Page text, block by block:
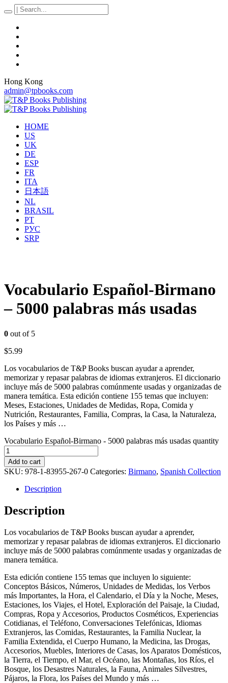
Hong Kong
admin@tpbooks.com
HOME
US
UK
DE
ESP
FR
ITA
日本語
NL
BRASIL
PT
РУС
SRP
Vocabulario Español-Birmano
– 5000 palabras más usadas
0 out of 5
$5.99
Los vocabularios de T&P Books buscan ayudar a aprender,
memorizar y repasar palabras de idiomas extranjeros. El diccionario
incluye más de 5000 palabras comúnmente usadas y organizadas de
manera temática. Esta edición contiene 155 temas que incluyen:
Meses, Estaciones, Unidades de Medidas, Ropa, Comida y
Nutrición, Restaurantes, Familia, Compras, la Casa, la Naturaleza,
los Países y más …
Vocabulario Español-Birmano - 5000 palabras más usadas quantity
Add to cart
SKU: 978-1-83955-267-0 Categories: Birmano, Spanish Collection
Description
Description
Los vocabularios de T&P Books buscan ayudar a aprender,
memorizar y repasar palabras de idiomas extranjeros. El diccionario
incluye más de 5000 palabras comúnmente usadas y organizadas de
manera temática.
Esta edición contiene 155 temas que incluyen lo siguiente:
Conceptos Básicos, Números, Unidades de Medidas, los Verbos
más Importantes, la Hora, el Calendario, el Día y la Noche, Meses,
Estaciones, los Viajes, el Hotel, Exploración del Paisaje, la Ciudad,
Compras, Ropa y Accesorios, Productos Cosméticos, Experiencias
Cotidianas, el Teléfono, Conversaciones Telefónicas, Idiomas
Extranjeros, las Comidas, Restaurantes, la Familia Nuclear, la
Familia Extendida, el Cuerpo Humano, la Medicina, las Drogas,
Accesorios, Muebles, Interiores de Casas, los Aparatos Domésticos,
la Tierra, el Tiempo, el Mar, el Océano, las Montañas, los Ríos, el
Bosque, los Desastres Naturales, la Fauna, Animales Silvestres,
Pájaros, la Flora, los Países del Mundo y más …